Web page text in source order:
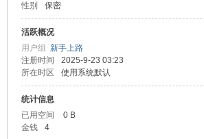
性别 保密
活跃概况
用户组 新手上路
注册时间
2025-9-23 03:23
所在时区
使用系统默认
统计信息
已用空间
0 B
金钱
4